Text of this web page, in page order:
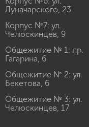
Луначарского, 23
Корпус №7: ул.
Челюскинцев, 9
Общежитие № 1: пр.
Гагарина, 6
Общежитие № 2: ул.
Бекетова, 6
Общежитие № 3: ул.
Челюскинцев, 17